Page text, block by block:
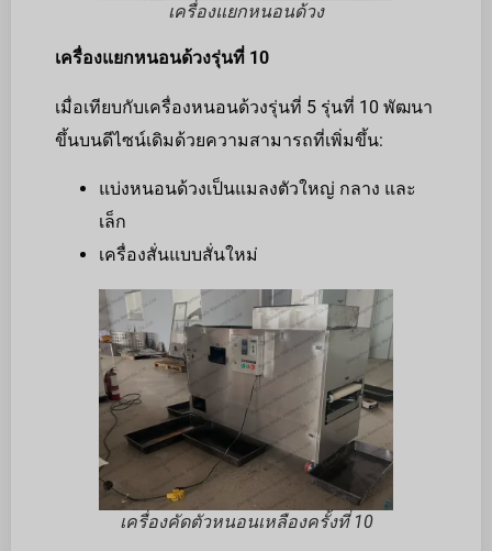
เครื่องแยกหนอนด้วง
เครื่องแยกหนอนด้วงรุ่นที่ 10
เมื่อเทียบกับเครื่องหนอนด้วงรุ่นที่ 5 รุ่นที่ 10 พัฒนา
ขึ้นบนดีไซน์เดิมด้วยความสามารถที่เพิ่มขึ้น:
แบ่งหนอนด้วงเป็นแมลงตัวใหญ่ กลาง และ
เล็ก
เครื่องสั่นแบบสั่นใหม่
เครื่องคัดตัวหนอนเหลืองครั้งที่ 10